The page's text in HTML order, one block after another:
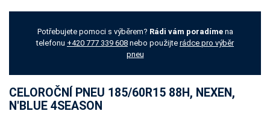
Potřebujete pomoci s výběrem? Rádi vám poradímena
telefonu +420 777 339 608 nebo použijte rádce pro výběr
pneu
CELOROČNÍ PNEU 185/60R15 88H, NEXEN,
N'BLUE 4SEASON